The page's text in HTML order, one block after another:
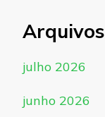
Arquivos
julho 2026
junho 2026